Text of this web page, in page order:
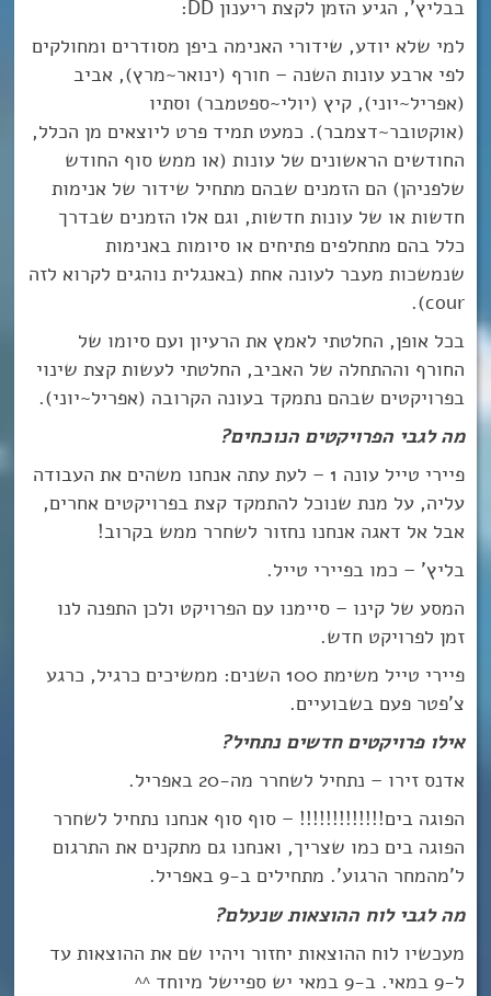
בבליץ’, הגיע הזמן לקצת ריענון DD:
למי שלא יודע, שידורי האנימה ביפן מסודרים ומחולקים
לפי ארבע עונות השנה – חורף (ינואר~מרץ), אביב
(אפריל~יוני), קיץ (יולי~ספטמבר) וסתיו
(אוקטובר~דצמבר). כמעט תמיד פרט ליוצאים מן הכלל,
החודשים הראשונים של עונות (או ממש סוף החודש
שלפניהן) הם הזמנים שבהם מתחיל שידור של אנימות
חדשות או של עונות חדשות, וגם אלו הזמנים שבדרך
כלל בהם מתחלפים פתיחים או סיומות באנימות
שנמשכות מעבר לעונה אחת (באנגלית נוהגים לקרוא לזה
cour).
בכל אופן, החלטתי לאמץ את הרעיון ועם סיומו של
החורף וההתחלה של האביב, החלטתי לעשות קצת שינוי
בפרויקטים שבהם נתמקד בעונה הקרובה (אפריל~יוני).
מה לגבי הפרויקטים הנוכחים?
פיירי טייל עונה 1 – לעת עתה אנחנו משהים את העבודה
עליה, על מנת שנוכל להתמקד קצת בפרויקטים אחרים,
אבל אל דאגה אנחנו נחזור לשחרר ממש בקרוב!
בליץ’ – כמו בפיירי טייל.
המסע של קינו – סיימנו עם הפרויקט ולכן התפנה לנו
זמן לפרויקט חדש.
פיירי טייל משימת 100 השנים: ממשיכים כרגיל, כרגע
צ’פטר פעם בשבועיים.
אילו פרויקטים חדשים נתחיל?
אדנס זירו – נתחיל לשחרר מה-20 באפריל.
הפוגה בים!!!!!!!!!!!!! – סוף סוף אנחנו נתחיל לשחרר
הפוגה בים כמו שצריך, ואנחנו גם מתקנים את התרגום
ל’מהמחר הרגוע’. מתחילים ב-9 באפריל.
מה לגבי לוח ההוצאות שנעלם?
מעכשיו לוח ההוצאות יחזור ויהיו שם את ההוצאות עד
ל-9 במאי. ב-9 במאי יש ספיישל מיוחד ^^